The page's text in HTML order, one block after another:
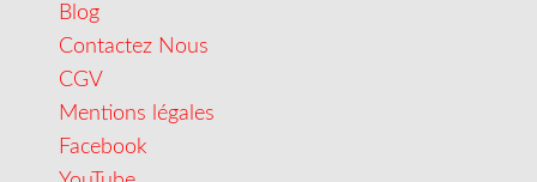
Blog
Contactez Nous
CGV
Mentions légales
Facebook